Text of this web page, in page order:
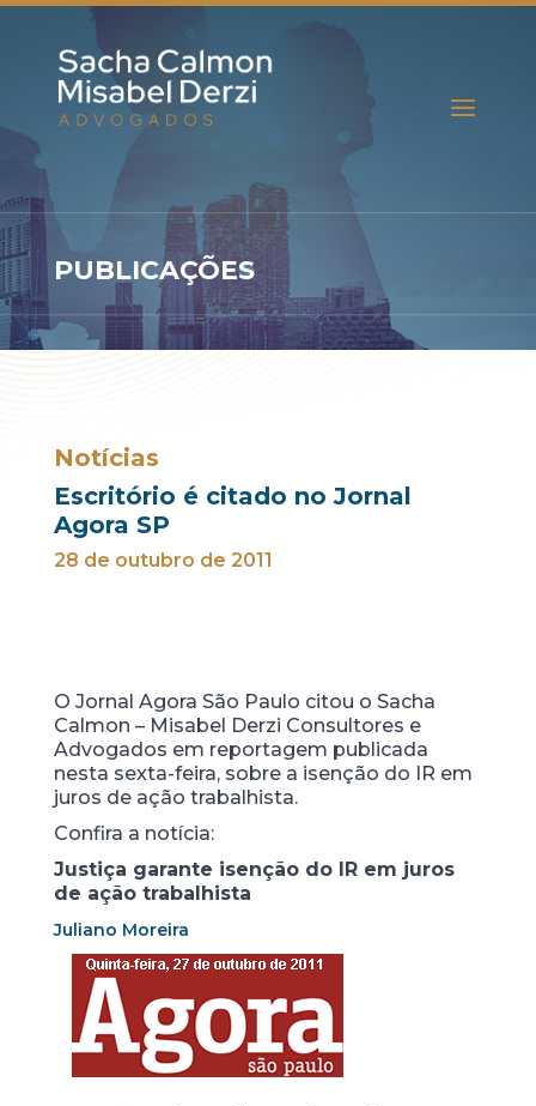
PUBLICAÇÕES
Notícias
Escritório é citado no Jornal
Agora SP
28 de outubro de 2011
O Jornal Agora São Paulo citou o Sacha
Calmon – Misabel Derzi Consultores e
Advogados em reportagem publicada
nesta sexta-feira, sobre a isenção do IR em
juros de ação trabalhista.
Confira a notícia:
Justiça garante isenção do IR em juros
de ação trabalhista
Juliano Moreira